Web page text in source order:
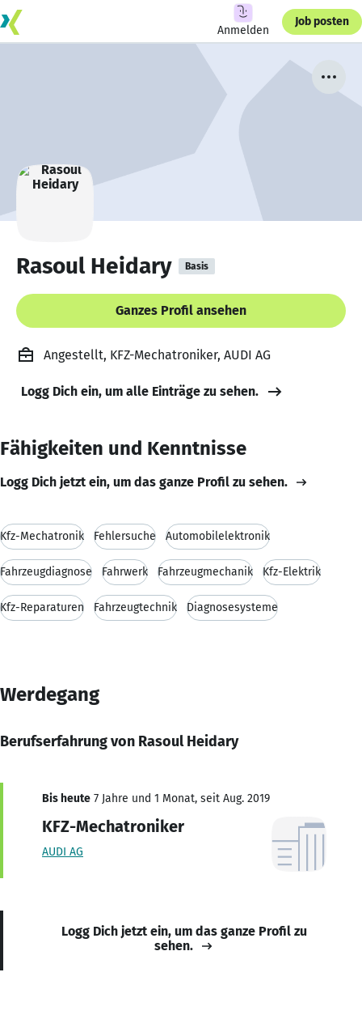
Anmelden
Job posten
Rasoul Heidary Basis
Ganzes Profil ansehen
Angestellt, KFZ-Mechatroniker, AUDI AG
Logg Dich ein, um alle Einträge zu sehen.
Fähigkeiten und Kenntnisse
Logg Dich jetzt ein, um das ganze Profil zu sehen.
Kfz-Mechatronik Fehlersuche Automobilelektronik
Fahrzeugdiagnose Fahrwerk Fahrzeugmechanik Kfz-Elektrik
Kfz-Reparaturen Fahrzeugtechnik Diagnosesysteme
Werdegang
Berufserfahrung von Rasoul Heidary
Bis heute 7 Jahre und 1 Monat, seit Aug. 2019
KFZ-Mechatroniker
AUDI AG
Logg Dich jetzt ein, um das ganze Profil zu
sehen.